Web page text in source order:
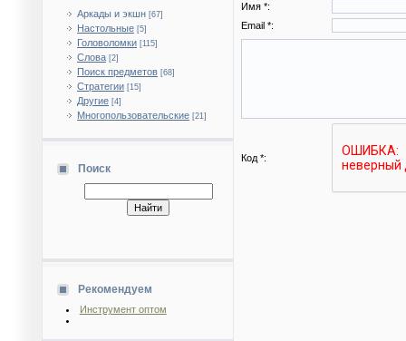
Аркады и экшн [67]
Настольные [5]
Головоломки [115]
Слова [2]
Поиск предметов [68]
Стратегии [15]
Другие [4]
Многопользовательские [21]
Поиск
Рекомендуем
Инструмент оптом
Имя *:
Email *:
Код *: